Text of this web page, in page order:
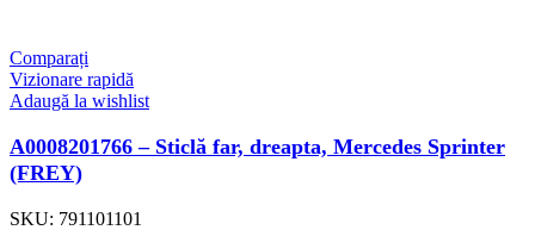
Comparați
Vizionare rapidă
Adaugă la wishlist
A0008201766 – Sticlă far, dreapta, Mercedes Sprinter
(FREY)
SKU: 791101101